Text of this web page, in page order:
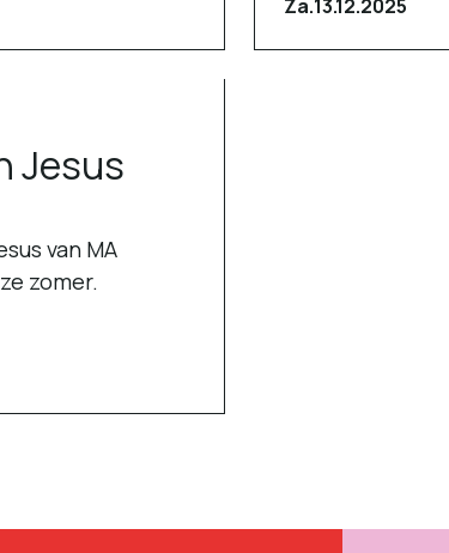
Za.13.12.2025
Jesus
van MA
zomer.